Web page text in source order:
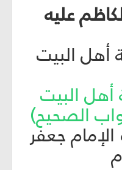
عليه
أهل البيت
البيت
الصحيح)
جعفر